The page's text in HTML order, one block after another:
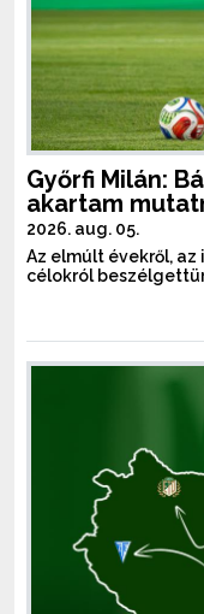
Győrfi Milán:
akartam
2026. aug. 05.
Az elmúlt évekről,
célokról